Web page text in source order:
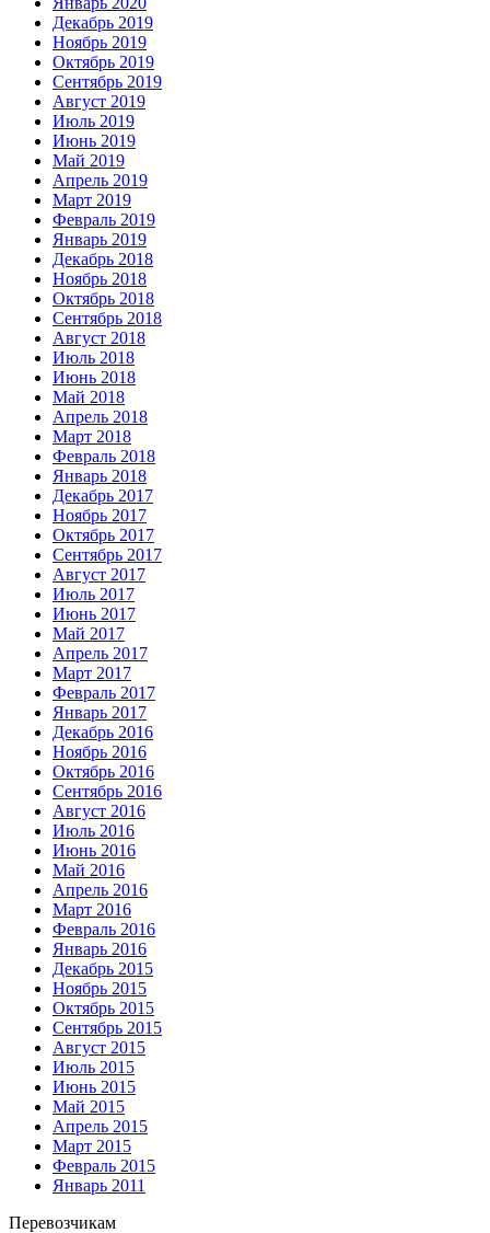
Декабрь 2019
Ноябрь 2019
Октябрь 2019
Сентябрь 2019
Август 2019
Июль 2019
Июнь 2019
Май 2019
Апрель 2019
Март 2019
Февраль 2019
Январь 2019
Декабрь 2018
Ноябрь 2018
Октябрь 2018
Сентябрь 2018
Август 2018
Июль 2018
Июнь 2018
Май 2018
Апрель 2018
Март 2018
Февраль 2018
Январь 2018
Декабрь 2017
Ноябрь 2017
Октябрь 2017
Сентябрь 2017
Август 2017
Июль 2017
Июнь 2017
Май 2017
Апрель 2017
Март 2017
Февраль 2017
Январь 2017
Декабрь 2016
Ноябрь 2016
Октябрь 2016
Сентябрь 2016
Август 2016
Июль 2016
Июнь 2016
Май 2016
Апрель 2016
Март 2016
Февраль 2016
Январь 2016
Декабрь 2015
Ноябрь 2015
Октябрь 2015
Сентябрь 2015
Август 2015
Июль 2015
Июнь 2015
Май 2015
Апрель 2015
Март 2015
Февраль 2015
Январь 2011
Перевозчикам